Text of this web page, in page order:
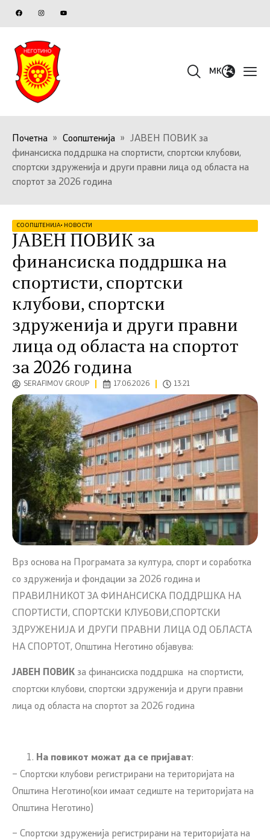
MK
Почетна » Соопштенија »
ЈАВЕН ПОВИК за
финансиска поддршка на спортисти, спортски клубови,
спортски здруженија и други правни лица од областа на
спортот за 2026 година
СООПШТЕНИЈА• НОВОСТИ
ЈАВЕН ПОВИК за
финансиска поддршка на
спортисти, спортски
клубови, спортски
здруженија и други правни
лица од областа на спортот
за 2026 година
SERAFIMOV GROUP 17.06.2026 13:21
Врз основа на Програмата за култура, спорт и соработка
со здруженија и фондации за 2026 година и
ПРАВИЛНИКOT ЗА ФИНАНСИСКА ПОДДРШКА НА
СПОРТИСТИ, СПОРТСКИ КЛУБОВИ,СПОРТСКИ
ЗДРУЖЕНИЈА И ДРУГИ ПРАВНИ ЛИЦА ОД ОБЛАСТА
НА СПОРТОТ, Општина Неготино објавува:
ЈАВЕН ПОВИК за финансиска поддршка на спортисти,
спортски клубови, спортски здруженија и други правни
лица од областа на спортот за 2026 година
На повикот можат да се пријават:
– Спортски клубови регистрирани на територијата на
Општина Неготино(кои имаат седиште на територијата на
Општина Неготино)
– Спортски здруженија регистрирани на територијата на